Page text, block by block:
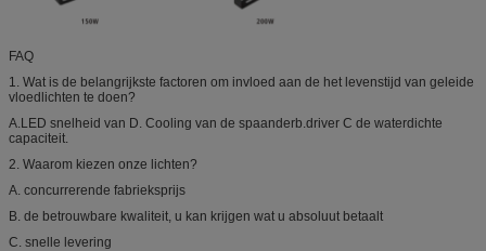
FAQ
1. Wat is de belangrijkste factoren om invloed aan de het levenstijd van geleide
vloedlichten te doen?
A.LED snelheid van D. Cooling van de spaanderb.driver C de waterdichte
capaciteit.
2. Waarom kiezen onze lichten?
A. concurrerende fabrieksprijs
B. de betrouwbare kwaliteit, u kan krijgen wat u absoluut betaalt
C. snelle levering